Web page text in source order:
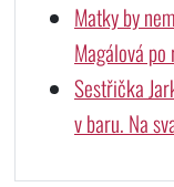
Matky by
Magálová
Sestřička
v baru. Na